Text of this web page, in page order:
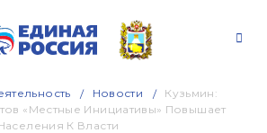
Новости
Кузьмин:
«Местные Инициативы» Повышает
К Власти